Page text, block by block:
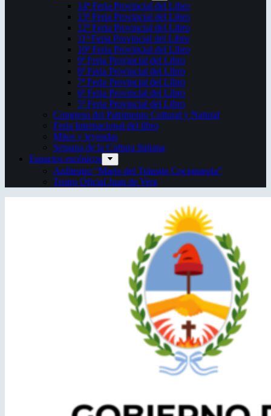
14ª Feria Provincial del Libro
13ª Feria Provincial del Libro
12ª Feria Provincial del Libro
11ª Feria Provincial del Libro
10ª Feria Provincial del Libro
9ª Feria Provincial del Libro
8ª Feria Provincial del Libro
7ª Feria Provincial del Libro
6ª Feria Provincial del Libro
5ª Feria Provincial del Libro
Congreso del Patrimonio Cultural y Natural
Feria Internacional del libro
Mitos y leyendas
Semana de la Cultura Italiana
Espacios escénicos
Anfiteatro “Mario del Tránsito Cocomarola”
Teatro Oficial Juan de Vera